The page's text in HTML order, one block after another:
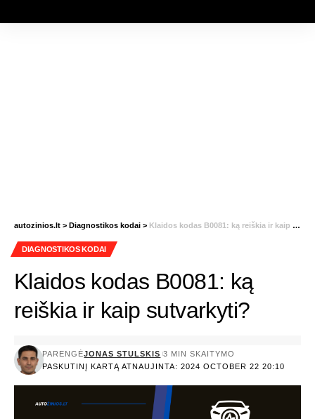
autozinios.lt > Diagnostikos kodai > Klaidos kodas B0081: ką reiškia ir kaip sutvarkyti?
DIAGNOSTIKOS KODAI
Klaidos kodas B0081: ką
reiškia ir kaip sutvarkyti?
PASKUTINĮ KARTĄ ATNAUJINTA: 2024 OCTOBER 22 20:10
PARENGĖJONAS STULSKIS 3 MIN SKAITYMO